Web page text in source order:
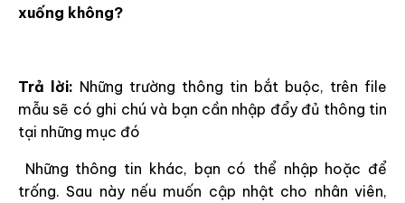
xuống không?
Trả lời: Những trường thông tin bắt buộc, trên file
mẫu sẽ có ghi chú và bạn cần nhập đẩy đủ thông tin
tại những mục đó
Những thông tin khác, bạn có thể nhập hoặc để
trống. Sau này nếu muốn cập nhật cho nhân viên,